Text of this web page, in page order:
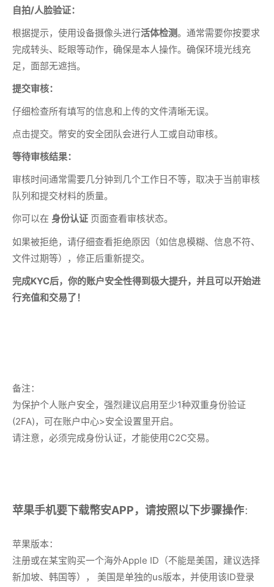
自拍/人脸验证：
根据提示，使用设备摄像头进行活体检测。通常需要你按要求
完成转头、眨眼等动作，确保是本人操作。确保环境光线充
足，面部无遮挡。
提交审核：
仔细检查所有填写的信息和上传的文件清晰无误。
点击提交。幣安的安全团队会进行人工或自动审核。
等待审核结果：
审核时间通常需要几分钟到几个工作日不等，取决于当前审核
队列和提交材料的质量。
你可以在 身份认证 页面查看审核状态。
如果被拒绝，请仔细查看拒绝原因（如信息模糊、信息不符、
文件过期等），修正后重新提交。
完成KYC后，你的账户安全性得到极大提升，并且可以开始进
行充值和交易了！
备注：
为保护个人账户安全，强烈建议启用至少1种双重身份验证
(2FA)，可在账户中心>安全设置里开启。
请注意，必须完成身份认证，才能使用C2C交易。
苹果手机要下载幣安APP，请按照以下步骤操作：
苹果版本：
注册或在某宝购买一个海外Apple ID（不能是美国，建议选择
新加坡、韩国等）， 美国是单独的us版本，并使用该ID登录